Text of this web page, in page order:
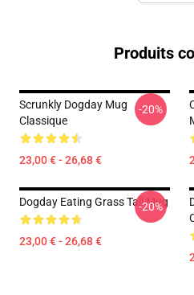
Produits
Scrunkly Dogday Mug
Classique
23,00 € - 26,68 €
-20%
Dogday Eating Grass Tall Mug
23,00 € - 26,68 €
-20%